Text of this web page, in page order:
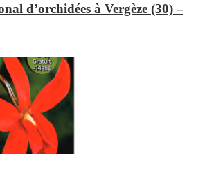
d’orchidées à Vergèze (30) –